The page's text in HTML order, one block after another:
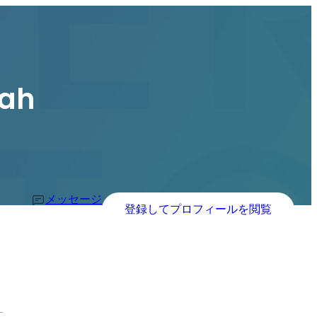
メッセージ
登録してプロフィールを閲覧